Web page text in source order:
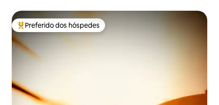
Entre os melhores preferidos dos hóspedes
Preferido dos hóspedes